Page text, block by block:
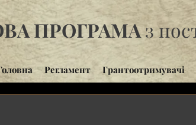
ПРОГРАМАз
Регламент Грантоотримувачі